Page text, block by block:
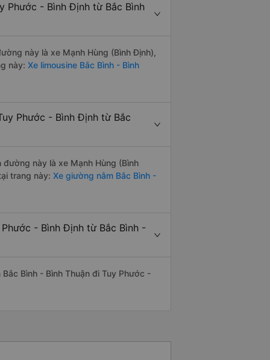
Phước - Bình Định từ Bắc Bình
này là xe Mạnh Hùng (Bình Định),
này: Xe limousine Bắc Bình - Bình
Phước - Bình Định từ Bắc
này là xe Mạnh Hùng (Bình
trang này: Xe giường nằm Bắc Bình -
- Bình Định từ Bắc Bình -
Bình - Bình Thuận đi Tuy Phước -